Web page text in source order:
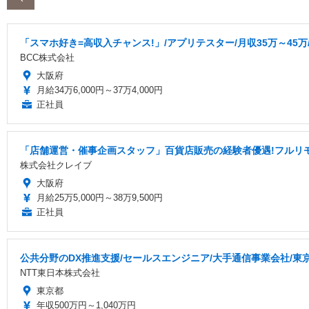
「スマホ好き=高収入チャンス!」/アプリテスター/月収35万～45
BCC株式会社
大阪府
月給34万6,000円～37万4,000円
正社員
「店舗運営・催事企画スタッフ」百貨店販売の経験者優遇!フル
株式会社クレイブ
大阪府
月給25万5,000円～38万9,500円
正社員
公共分野のDX推進支援/セールスエンジニア/大手通信事業会社/東
NTT東日本株式会社
東京都
年収500万円～1,040万円